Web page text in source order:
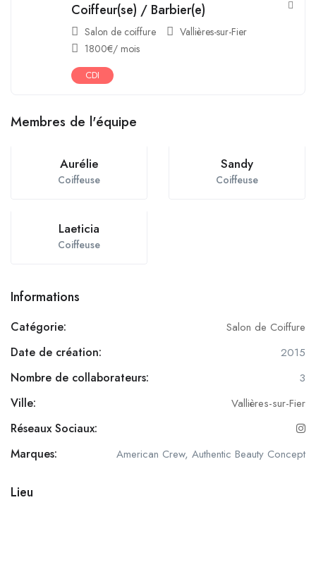
Coiffeur(se) / Barbier(e)
Salon de coiffure
Vallières-sur-Fier
1800€/ mois
CDI
Membres de l'équipe
Aurélie
Coiffeuse
Sandy
Coiffeuse
Laeticia
Coiffeuse
Informations
Catégorie: Salon de Coiffure
Date de création: 2015
Nombre de collaborateurs: 3
Ville: Vallières-sur-Fier
Réseaux Sociaux:
Marques:
American Crew, Authentic Beauty Concept
Lieu